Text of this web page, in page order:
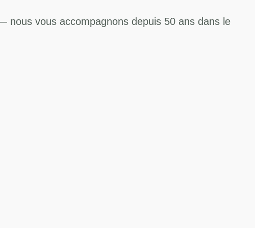
vous accompagnons depuis 50 ans dans le